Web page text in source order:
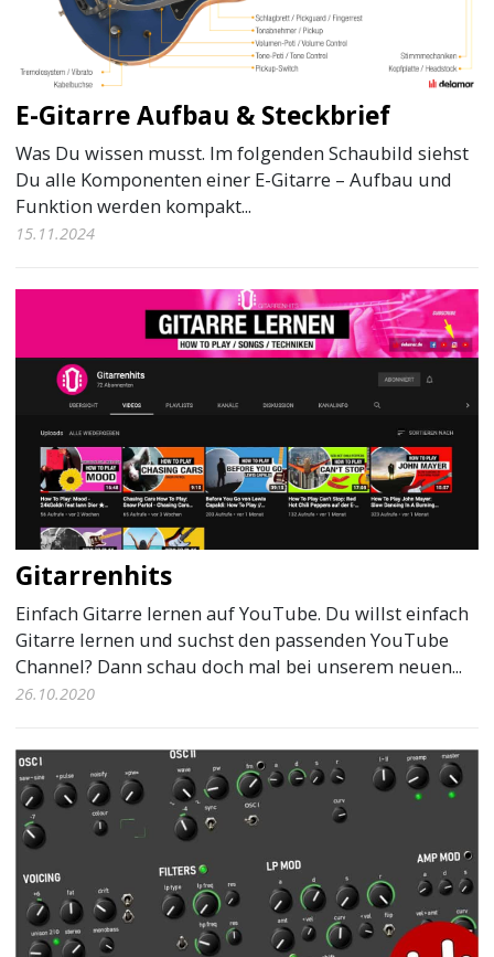
E-Gitarre Aufbau & Steckbrief
Was Du wissen musst. Im folgenden Schaubild siehst
Du alle Komponenten einer E-Gitarre – Aufbau und
Funktion werden kompakt...
15.11.2024
Gitarrenhits
Einfach Gitarre lernen auf YouTube. Du willst einfach
Gitarre lernen und suchst den passenden YouTube
Channel? Dann schau doch mal bei unserem neuen...
26.10.2020